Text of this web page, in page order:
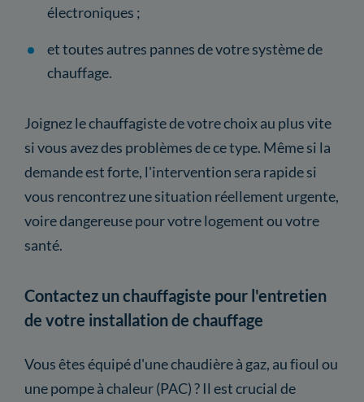
électroniques ;
et toutes autres pannes de votre système de
chauffage.
Joignez le chauffagiste de votre choix au plus vite
si vous avez des problèmes de ce type. Même si la
demande est forte, l'intervention sera rapide si
vous rencontrez une situation réellement urgente,
voire dangereuse pour votre logement ou votre
santé.
Contactez un chauffagiste pour l'entretien
de votre installation de chauffage
Vous êtes équipé d'une chaudière à gaz, au fioul ou
une pompe à chaleur (PAC) ? Il est crucial de